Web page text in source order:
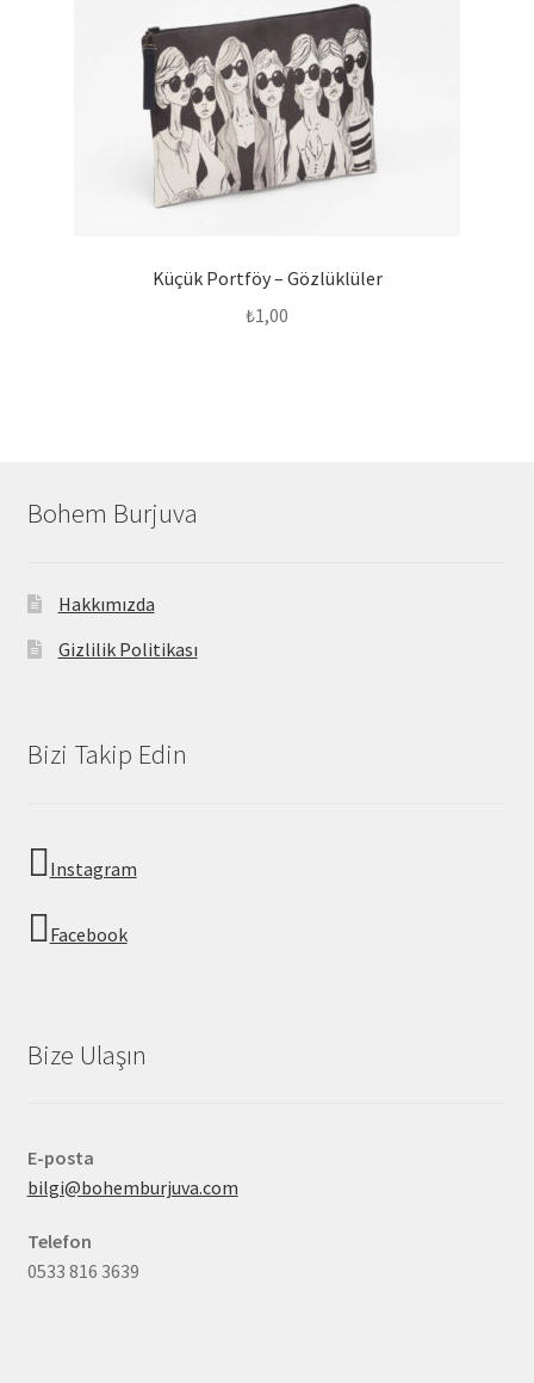
Küçük Portföy – Gözlüklüler
₺1,00
Bohem Burjuva
Hakkımızda
Gizlilik Politikası
Bizi Takip Edin
Instagram
Facebook
Bize Ulaşın
E-posta
bilgi@bohemburjuva.com
Telefon
0533 816 3639